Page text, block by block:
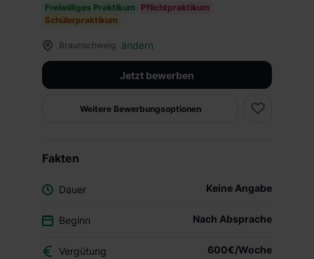
Freiwilliges Praktikum
Pflichtpraktikum
Schülerpraktikum
Braunschweig ändern
Jetzt bewerben
Weitere Bewerbungsoptionen
Fakten
Dauer Keine Angabe
Beginn Nach Absprache
Vergütung 600€/Woche